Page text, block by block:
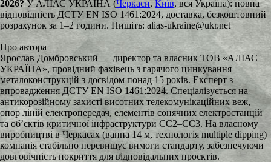
2026?У АЛІАС УКРАЇНА (Черкаси, Київ, вся Україна): повна
відповідність ДСТУ EN ISO 1461:2024, доставка, безкоштовний
розрахунок за 1–2 години. Пишіть: alias-ukraine@ukr.net
Про автора
Ярослав Домбровський — директор та власник ТОВ «АЛІАС
УКРАЇНА», провідний фахівець з гарячого цинкування
металоконструкцій з досвідом понад 15 років. Експерт з
впровадження ДСТУ EN ISO 1461:2024. Спеціалізується на
антикорозійному захисті висотних телекомунікаційних веж,
опор ліній електропередач, елементів сонячних електростанцій
та об’єктів критичної інфраструктури СС2–СС3. На власному
виробництві в Черкасах (ванна 14 м, технологія multiple dipping)
компанія стабільно перевишує вимоги стандарту, забезпечуючи
довговічність покриття для відповідальних проєктів.